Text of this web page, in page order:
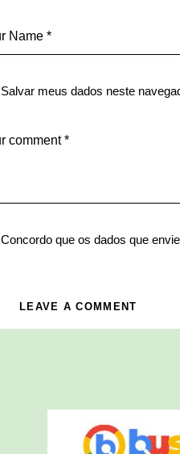
Salvar meus dados neste
Concordo que os dados que